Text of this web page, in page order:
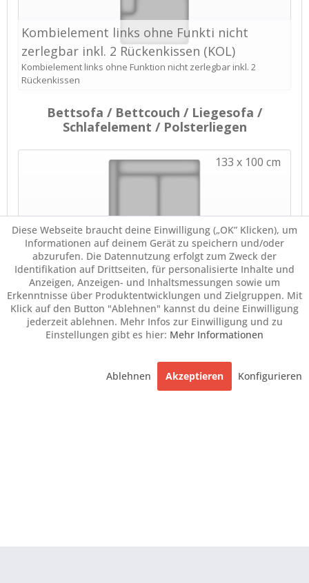
Diese Webseite braucht deine Einwilligung („OK” Klicken), um
Informationen auf deinem Gerät zu speichern und/oder
abzurufen. Die Datennutzung erfolgt zum Zweck der
Identifikation auf Drittseiten, für personalisierte Inhalte und
Anzeigen, Anzeigen- und Inhaltsmessungen sowie um
Erkenntnisse über Produktentwicklungen und Zielgruppen. Mit
Klick auf den Button "Ablehnen" kannst du deine Einwilligung
jederzeit ablehnen. Mehr Infos zur Einwilligung und zu
Einstellungen gibt es hier: Mehr Informationen
Ablehnen Akzeptieren Konfigurieren